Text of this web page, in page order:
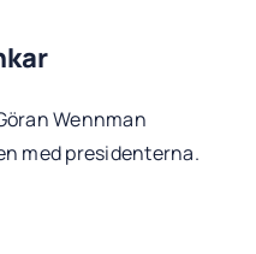
Wennman
med presidenterna.